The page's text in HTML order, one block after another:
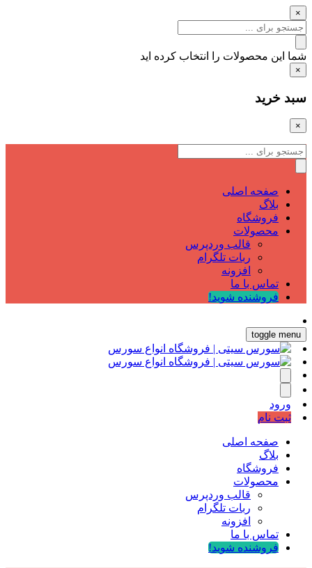
×
شما این محصولات را انتخاب کرده اید
×
سبد خرید
×
صفحه اصلی
بلاگ
فروشگاه
محصولات
قالب وردپرس
ربات تلگرام
افزونه
تماس با ما
فروشنده شوید!
toggle menu
ورود
ثبت نام
صفحه اصلی
بلاگ
فروشگاه
محصولات
قالب وردپرس
ربات تلگرام
افزونه
تماس با ما
فروشنده شوید!